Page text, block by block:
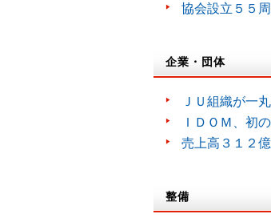
協会設立５５
企業・団体
ＪＵ組織が一
ＩＤＯＭ、初
売上高３１２
整備